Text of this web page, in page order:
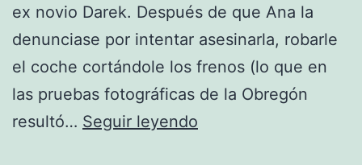
ex novio Darek. Después de que Ana la
denunciase por intentar asesinarla, robarle
el coche cortándole los frenos (lo que en
las pruebas fotográficas de la Obregón
resultó… Seguir leyendo